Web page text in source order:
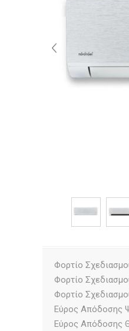
Φορτίο
Φορτίο
Φορτίο
Εύρος Απόδοσης
Εύρος Απόδοσης